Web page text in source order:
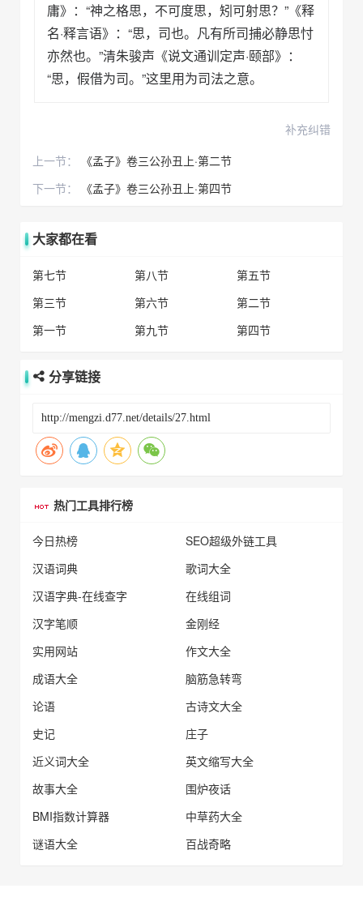
庸》：“神之格思，不可度思，矧可射思？”《释
名·释言语》：“思，司也。凡有所司捕必静思忖
亦然也。”清朱骏声《说文通训定声·颐部》：
“思，假借为司。”这里用为司法之意。
补充纠错
上一节：
《孟子》卷三公孙丑上·第二节
下一节：
《孟子》卷三公孙丑上·第四节
大家都在看
第七节 第八节
第五节
第三节
第六节
第二节
第一节
第九节 第四节
分享链接
热门工具排行榜
今日热榜
SEO超级外链工具
汉语词典
歌词大全
汉语字典-在线查字
在线组词
汉字笔顺
金刚经
实用网站
作文大全
成语大全
脑筋急转弯
论语
古诗文大全
史记
庄子
近义词大全
英文缩写大全
故事大全
围炉夜话
BMI指数计算器
中草药大全
谜语大全
百战奇略